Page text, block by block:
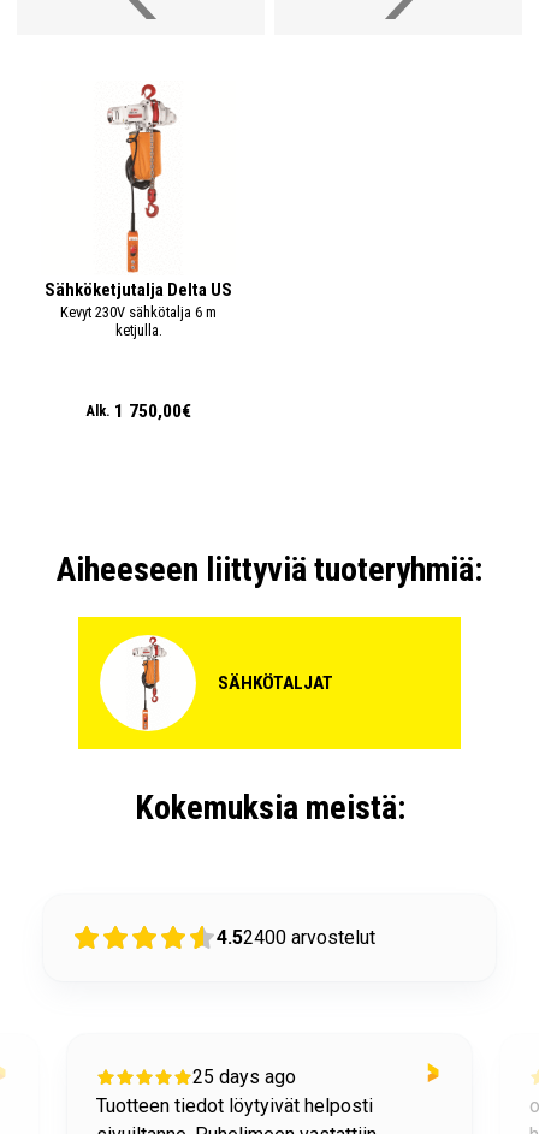
Sähköketjutalja Delta US
Kevyt 230V sähkötalja 6 m
ketjulla.
Alk. 1 750,00€
Aiheeseen liittyviä tuoteryhmiä:
SÄHKÖTALJAT
Kokemuksia meistä:
4.52400 arvostelut
25 days ago
Tuotteen tiedot löytyivät helposti